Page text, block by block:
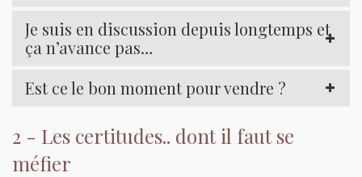
Je suis en discussion depuis longtemps et
ça n’avance pas…
Est ce le bon moment pour vendre ?
2 - Les certitudes.. dont il faut se
méfier